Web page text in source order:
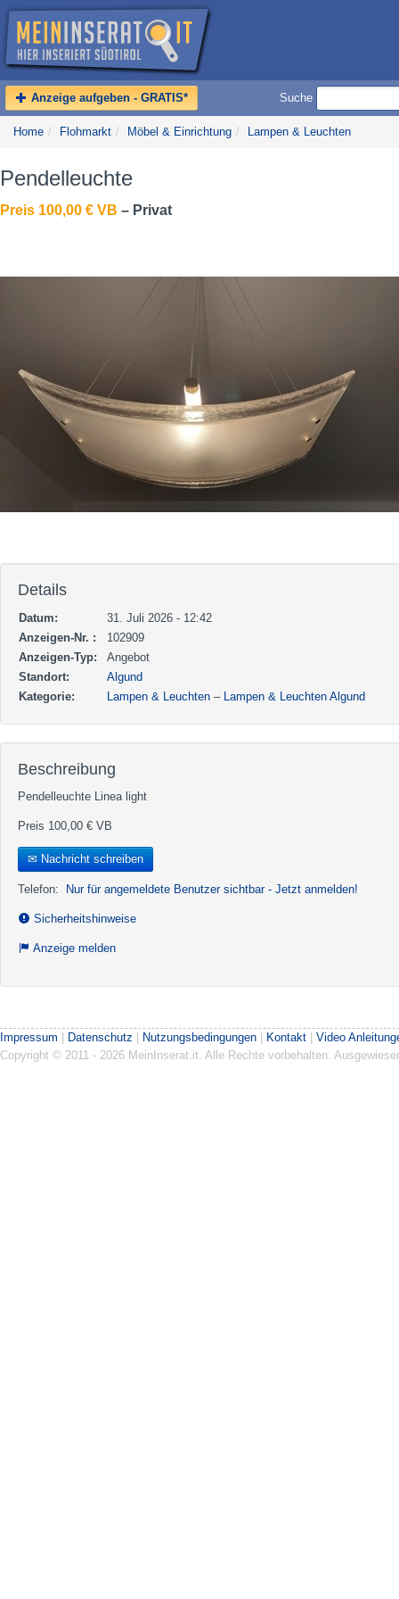
Anzeige aufgeben - GRATIS* Suche
Home / Flohmarkt / Möbel & Einrichtung / Lampen & Leuchten
Pendelleuchte
Preis 100,00 € VB – Privat
Details
Datum:
31. Juli 2026 - 12:42
Anzeigen-Nr. :
102909
Anzeigen-Typ:
Angebot
Standort:
Algund
Kategorie:
Lampen & Leuchten – Lampen & Leuchten Algund
Beschreibung
Pendelleuchte Linea light
Preis 100,00 € VB
✉ Nachricht schreiben
Telefon: Nur für angemeldete Benutzer sichtbar - Jetzt anmelden!
Sicherheitshinweise
Anzeige melden
Impressum Datenschutz Nutzungsbedingungen Kontakt
Video
Copyright © 2011 - 2026 MeinInserat.it. Alle Rechte vorbehalten.